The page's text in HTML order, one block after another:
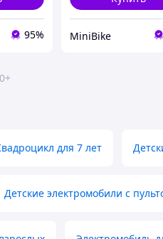
95% MiniBike
для 7 лет
Детские электромобили с